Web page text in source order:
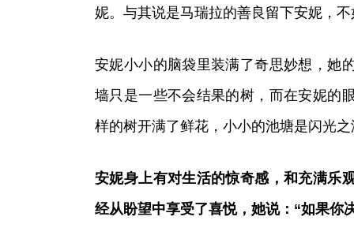
妮。与其说是马瑞拉的善良留下安妮，
安妮小小的脑袋里装满了奇思妙想，她
墙只是一些不会结果的树，而在安妮的
样的树开满了鲜花，小小的池塘是闪光
安妮身上有对生活的惊奇感，和充满乐
经从盼望中享受了喜悦，她说：“如果你